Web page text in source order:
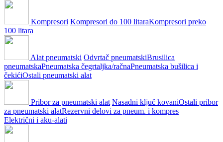
Kompresori Kompresori do 100 litaraKompresori preko
100 litara
Alat pneumatski Odvrtač pneumatskiBrusilica
pneumatskaPneumatska čegrtaljka/račnaPneumatska bušilica i
čekićiOstali pneumatski alat
Pribor za pneumatski alat Nasadni ključ kovaniOstali pribor
za pneumatski alatRezervni delovi za pneum. i kompres
Električni i aku-alati